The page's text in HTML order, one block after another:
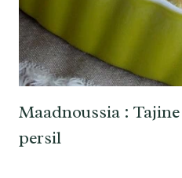
Maadnoussia :
persil